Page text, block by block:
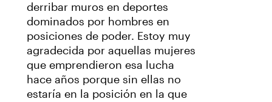
derribar muros en deportes
dominados por hombres en
posiciones de poder. Estoy muy
agradecida por aquellas mujeres
que emprendieron esa lucha
hace años porque sin ellas no
estaría en la posición en la que